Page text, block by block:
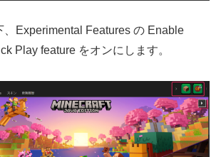
、Experimental Features の Enable
Play feature をオンにします。